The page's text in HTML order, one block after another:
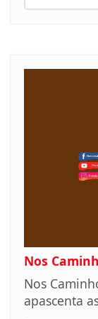
Nos
Nos
apascenta